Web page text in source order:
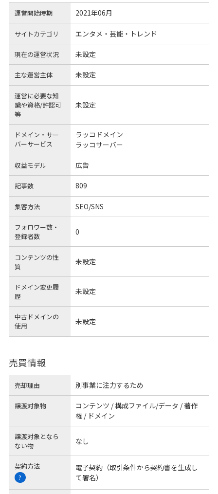
運営開始時期 2021年06月
サイトカテゴリ エンタメ・芸能・トレンド
現在の運営状況 未設定
主な運営主体 未設定
運営に必要な知
識や資格/許認可
等
未設定
ドメイン・サー
バーサービス
ラッコドメイン
ラッコサーバー
収益モデル 広告
記事数 809
集客方法 SEO/SNS
フォロワー数・
登録者数
0
コンテンツの性
質
未設定
ドメイン変更履
歴
未設定
中古ドメインの
使用
未設定
売買情報
売却理由 別事業に注力するため
譲渡対象物
コンテンツ / 構成ファイル/データ / 著作
権 / ドメイン
譲渡対象となら
ない物
なし
契約方法
?
電子契約（取引条件から契約書を生成し
て署名）